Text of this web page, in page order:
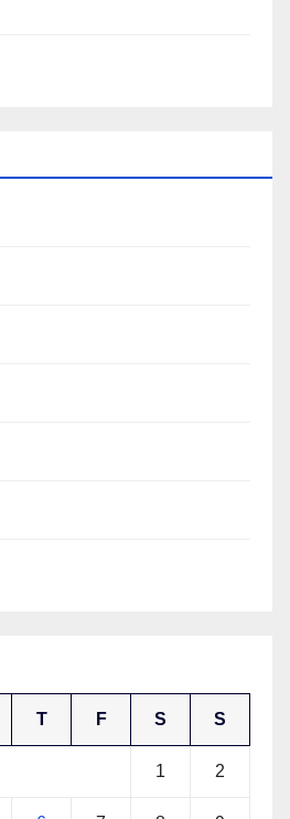
T F S S
1 2